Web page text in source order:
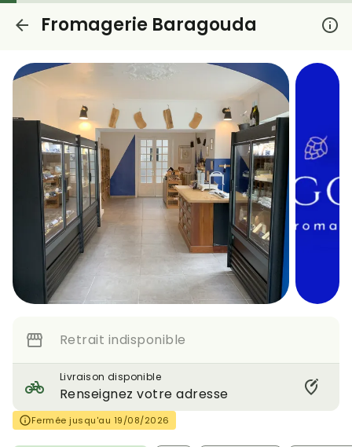
Fromagerie Baragouda
Retrait indisponible
Livraison disponible
Renseignez votre adresse
Fermée jusqu'au 19/08/2026